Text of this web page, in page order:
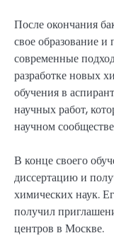
После окончания
свое образование и
современные
разработке новых
обучения в
научных работ,
научном
В конце своего
диссертацию и
химических наук.
получил
центров в Москве.